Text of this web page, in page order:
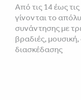
Από τις 14 έως
γίνονται το
συνάντησης με
βραδιές,
διασκέδασης